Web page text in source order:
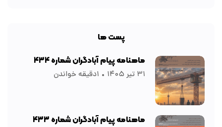
پست ها
ماهنامه پیام آبادگران شماره ۴۳۴
۳۱ تیر ۱۴۰۵ ۱دقیقه خواندن
ماهنامه پیام آبادگران شماره ۴۳۳